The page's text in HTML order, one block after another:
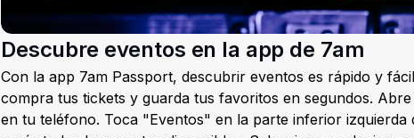
Descubre eventos en la app de 7am
Con la app 7am Passport, descubrir eventos es rápido y
compra tus tickets y guarda tus favoritos en segundos.
en tu teléfono. Toca "Eventos" en la parte inferior